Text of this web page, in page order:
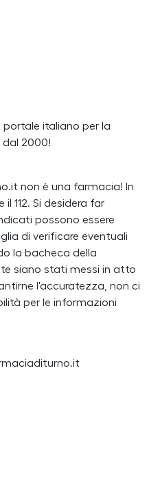
portale italiano per la
dal 2000!
non è una farmacia! In
112. Si desidera far
possono essere
di verificare eventuali
la bacheca della
siano stati messi in atto
l'accuratezza, non ci
per le informazioni